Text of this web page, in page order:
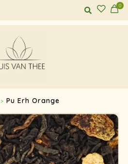
0
> Pu Erh Orange